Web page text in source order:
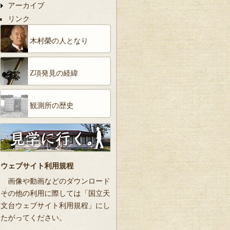
アーカイブ
リンク
木村榮の人となり
Z項発見の経緯
観測所の歴史
ウェブサイト利用規程
画像や動画などのダウンロード
その他の利用に際しては「 国立天
文台ウェブサイト利用規程 」にし
たがってください。